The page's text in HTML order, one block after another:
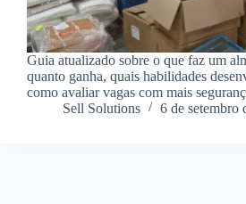
Guia atualizado sobre o que faz um
quanto ganha, quais habilidades
como avaliar vagas com mais
Sell Solutions
6 de setembro